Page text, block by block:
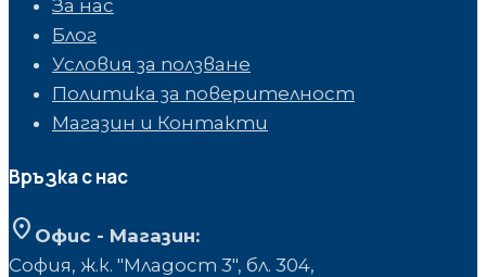
За нас
Блог
Условия за ползване
Политика за поверителност
Магазин и Контакти
Връзка с нас
location_on Офис - Магазин:
София, ж.к. "Младост 3", бл. 304,